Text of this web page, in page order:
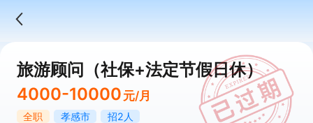
旅游顾问（社保+法定节假日休）
4000-10000 元/月
全职 孝感市
招2人